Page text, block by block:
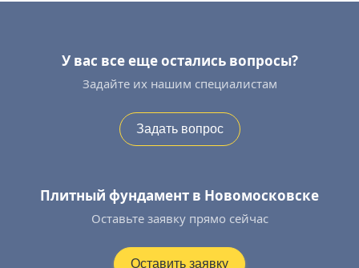
У вас все еще остались вопросы?
Задайте их нашим специалистам
Задать вопрос
Плитный фундамент в Новомосковске
Оставьте заявку прямо сейчас
Оставить заявку